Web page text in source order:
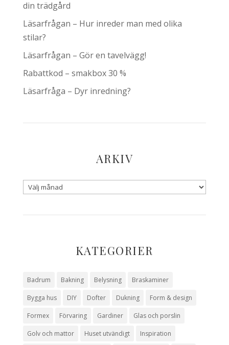
din trädgård
Läsarfrågan – Hur inreder man med olika
stilar?
Läsarfrågan – Gör en tavelvägg!
Rabattkod – smakbox 30 %
Läsarfråga – Dyr inredning?
ARKIV
KATEGORIER
Badrum Bakning Belysning Braskaminer
Bygga hus DIY Dofter Dukning Form & design
Formex Förvaring Gardiner Glas och porslin
Golv och mattor Huset utvändigt Inspiration